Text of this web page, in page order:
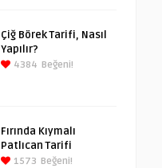
Çiğ Börek Tarifi, Nasıl
Yapılır?
4384 Beğeni!
Fırında Kıymalı
Patlıcan Tarifi
1573 Beğeni!